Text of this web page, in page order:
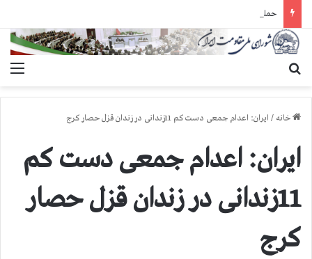
خانه / ایران: اعدام جمعی دست كم 11زندانی در زندان قزل حصار كرج
ایران: اعدام جمعی دست كم
11زندانی در زندان قزل حصار
كرج